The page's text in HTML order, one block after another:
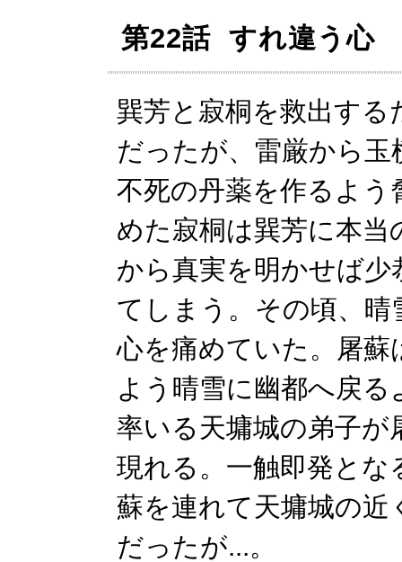
第22話 すれ違う心
巽芳と寂桐を救出する
だったが、雷厳から
不死の丹薬を作るよ
めた寂桐は巽芳に本
から真実を明かせば
てしまう。その頃、
心を痛めていた。屠
よう晴雪に幽都へ戻
率いる天墉城の弟子
現れる。一触即発とな
蘇を連れて天墉城の
だったが...。